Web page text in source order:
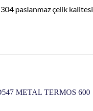
304 paslanmaz çelik kalitesi